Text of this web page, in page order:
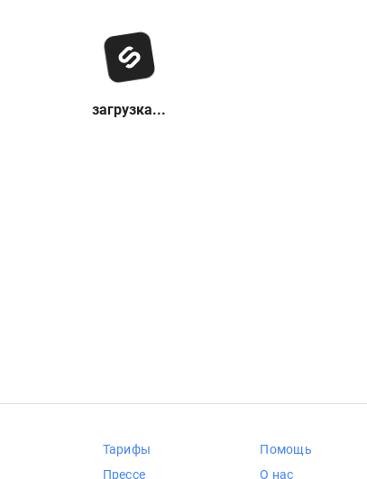
загрузка...
Тарифы
Прессе
Помощь
О нас